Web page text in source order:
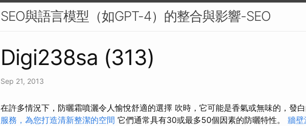
SEO與語言模型（如GPT-4）的整合與影響-SEO
Digi238sa (313)
Sep 21, 2013
在許多情況下，防曬霜噴灑令人愉悅舒適的選擇 吹時，它可能是香氣或無味的，發
服務，為您打造清新整潔的空間 它們通常具有30或最多50個因素的防曬特性。 牆壁